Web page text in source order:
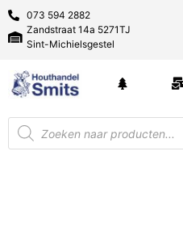
073 594 2882
Zandstraat 14a 5271TJ
Sint-Michielsgestel